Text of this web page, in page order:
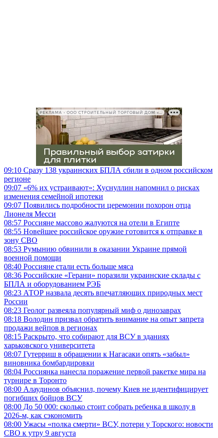
РЕКЛАМА • ООО СТРОИТЕЛЬНЫЙ ТОРГОВЫЙ ДОМ «ПЕТРОВИЧ», ИНН 7802348846
09:10 Сразу 138 украинских БПЛА сбили в одном российском
регионе
09:07 «6% их устраивают»: Хуснуллин напомнил о рисках
изменения семейной ипотеки
09:07 Появились подробности церемонии похорон отца
Лионеля Месси
08:57 Россияне массово жалуются на отели в Египте
08:55 Новейшее российское оружие готовится к отправке в
зону СВО
08:53 Румынию обвинили в оказании Украине прямой
военной помощи
08:40 Россияне стали есть больше мяса
08:36 Российские «Герани» поразили украинские склады с
БПЛА и оборудованием РЭБ
08:23 АТОР назвала десять впечатляющих природных мест
России
08:23 Геолог развеяла популярный миф о динозаврах
08:18 Володин призвал обратить внимание на опыт запрета
продажи вейпов в регионах
08:15 Раскрыто, что собирают для ВСУ в зданиях
харьковского университета
08:07 Гутерриш в обращении к Нагасаки опять «забыл»
виновника бомбардировки
08:04 Россиянка нанесла поражение первой ракетке мира на
турнире в Торонто
08:00 Алаудинов объяснил, почему Киев не идентифицирует
погибших бойцов ВСУ
08:00 До 50 000: сколько стоит собрать ребенка в школу в
2026-м, как сэкономить
08:00 Ужасы «полка смерти» ВСУ, потери у Торского: новости
СВО к утру 9 августа